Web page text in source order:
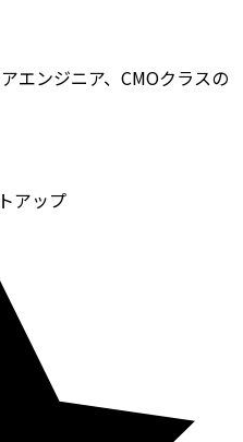
エンジニア、CMOクラスの
アップ